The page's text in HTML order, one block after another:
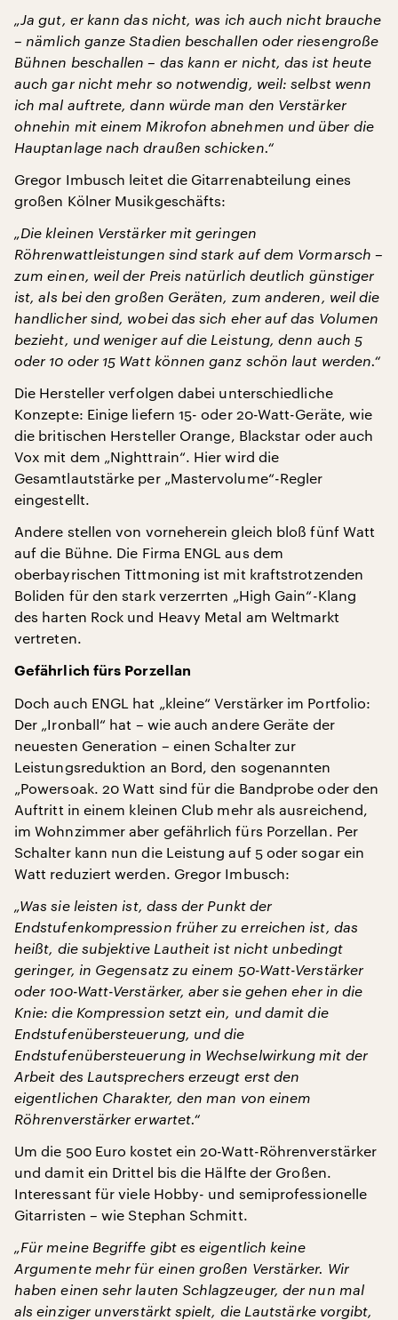
„Ja gut, er kann das nicht, was ich auch nicht brauche
– nämlich ganze Stadien beschallen oder riesengroße
Bühnen beschallen – das kann er nicht, das ist heute
auch gar nicht mehr so notwendig, weil: selbst wenn
ich mal auftrete, dann würde man den Verstärker
ohnehin mit einem Mikrofon abnehmen und über die
Hauptanlage nach draußen schicken.“
Gregor Imbusch leitet die Gitarrenabteilung eines
großen Kölner Musikgeschäfts:
„Die kleinen Verstärker mit geringen
Röhrenwattleistungen sind stark auf dem Vormarsch –
zum einen, weil der Preis natürlich deutlich günstiger
ist, als bei den großen Geräten, zum anderen, weil die
handlicher sind, wobei das sich eher auf das Volumen
bezieht, und weniger auf die Leistung, denn auch 5
oder 10 oder 15 Watt können ganz schön laut werden.“
Die Hersteller verfolgen dabei unterschiedliche
Konzepte: Einige liefern 15- oder 20-Watt-Geräte, wie
die britischen Hersteller Orange, Blackstar oder auch
Vox mit dem „Nighttrain“. Hier wird die
Gesamtlautstärke per „Mastervolume“-Regler
eingestellt.
Andere stellen von vorneherein gleich bloß fünf Watt
auf die Bühne. Die Firma ENGL aus dem
oberbayrischen Tittmoning ist mit kraftstrotzenden
Boliden für den stark verzerrten „High Gain“-Klang
des harten Rock und Heavy Metal am Weltmarkt
vertreten.
Gefährlich fürs Porzellan
Doch auch ENGL hat „kleine“ Verstärker im Portfolio:
Der „Ironball“ hat – wie auch andere Geräte der
neuesten Generation – einen Schalter zur
Leistungsreduktion an Bord, den sogenannten
„Powersoak. 20 Watt sind für die Bandprobe oder den
Auftritt in einem kleinen Club mehr als ausreichend,
im Wohnzimmer aber gefährlich fürs Porzellan. Per
Schalter kann nun die Leistung auf 5 oder sogar ein
Watt reduziert werden. Gregor Imbusch:
„Was sie leisten ist, dass der Punkt der
Endstufenkompression früher zu erreichen ist, das
heißt, die subjektive Lautheit ist nicht unbedingt
geringer, in Gegensatz zu einem 50-Watt-Verstärker
oder 100-Watt-Verstärker, aber sie gehen eher in die
Knie: die Kompression setzt ein, und damit die
Endstufenübersteuerung, und die
Endstufenübersteuerung in Wechselwirkung mit der
Arbeit des Lautsprechers erzeugt erst den
eigentlichen Charakter, den man von einem
Röhrenverstärker erwartet.“
Um die 500 Euro kostet ein 20-Watt-Röhrenverstärker
und damit ein Drittel bis die Hälfte der Großen.
Interessant für viele Hobby- und semiprofessionelle
Gitarristen – wie Stephan Schmitt.
„Für meine Begriffe gibt es eigentlich keine
Argumente mehr für einen großen Verstärker. Wir
haben einen sehr lauten Schlagzeuger, der nun mal
als einziger unverstärkt spielt, die Lautstärke vorgibt,